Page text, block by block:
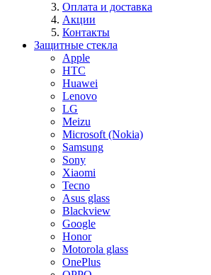
Оплата и доставка
Акции
Контакты
Защитные стекла
Apple
HTC
Huawei
Lenovo
LG
Meizu
Microsoft (Nokia)
Samsung
Sony
Xiaomi
Tecno
Asus glass
Blackview
Google
Honor
Motorola glass
OnePlus